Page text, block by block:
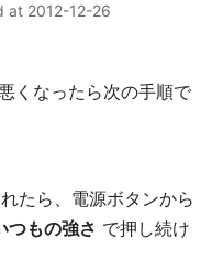
at 2012-12-26
くなったら次の手順で
たら、電源ボタンから
つもの強さ で押し続け